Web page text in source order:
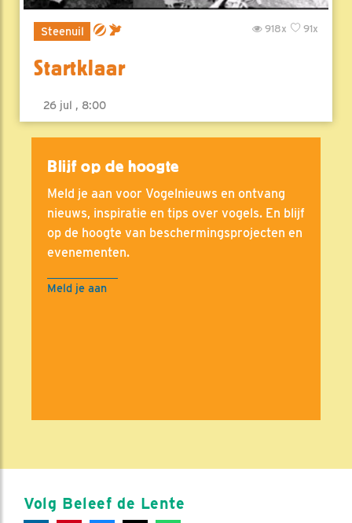
Steenuil 91x
918x
Startklaar
26 jul , 8:00
Blijf op de hoogte
Meld je aan voor Vogelnieuws en ontvang
nieuws, inspiratie en tips over vogels. En blijf
op de hoogte van beschermingsprojecten en
evenementen.
Meld je aan
Volg Beleef de Lente